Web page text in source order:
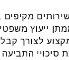
מקיפים
ייעוץ
לצורך
סיכויי התביעה